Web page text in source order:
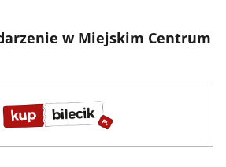
w Miejskim Centrum